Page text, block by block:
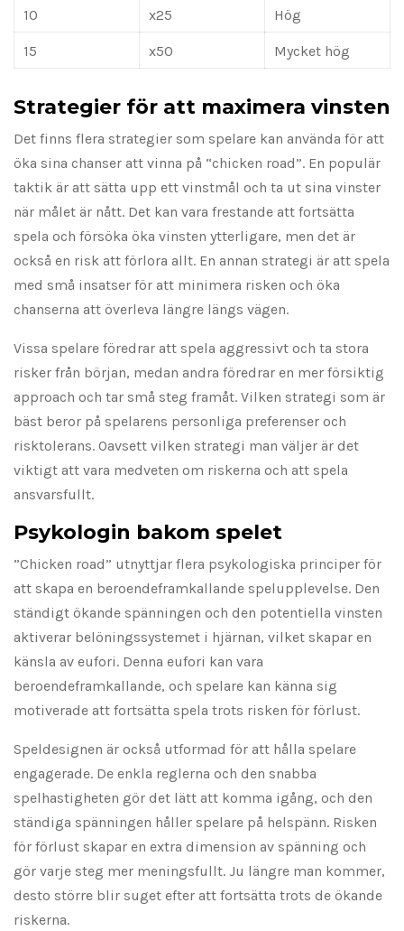
10 x25 Hög
15 x50 Mycket hög
Strategier för att maximera vinsten
Det finns flera strategier som spelare kan använda för att
öka sina chanser att vinna på “chicken road”. En populär
taktik är att sätta upp ett vinstmål och ta ut sina vinster
när målet är nått. Det kan vara frestande att fortsätta
spela och försöka öka vinsten ytterligare, men det är
också en risk att förlora allt. En annan strategi är att spela
med små insatser för att minimera risken och öka
chanserna att överleva längre längs vägen.
Vissa spelare föredrar att spela aggressivt och ta stora
risker från början, medan andra föredrar en mer försiktig
approach och tar små steg framåt. Vilken strategi som är
bäst beror på spelarens personliga preferenser och
risktolerans. Oavsett vilken strategi man väljer är det
viktigt att vara medveten om riskerna och att spela
ansvarsfullt.
Psykologin bakom spelet
”Chicken road” utnyttjar flera psykologiska principer för
att skapa en beroendeframkallande spelupplevelse. Den
ständigt ökande spänningen och den potentiella vinsten
aktiverar belöningssystemet i hjärnan, vilket skapar en
känsla av eufori. Denna eufori kan vara
beroendeframkallande, och spelare kan känna sig
motiverade att fortsätta spela trots risken för förlust.
Speldesignen är också utformad för att hålla spelare
engagerade. De enkla reglerna och den snabba
spelhastigheten gör det lätt att komma igång, och den
ständiga spänningen håller spelare på helspänn. Risken
för förlust skapar en extra dimension av spänning och
gör varje steg mer meningsfullt. Ju längre man kommer,
desto större blir suget efter att fortsätta trots de ökande
riskerna.